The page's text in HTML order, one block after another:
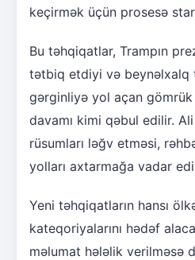
keçirmək üçün prosesə
Bu təhqiqatlar, Trampın
tətbiq etdiyi və beynəlxalq
gərginliyə yol açan gömrük
davamı kimi qəbul edilir.
rüsumları ləğv etməsi,
yolları axtarmağa vadar
Yeni təhqiqatların hansı
kateqoriyalarını hədəf
məlumat hələlik verilməsə